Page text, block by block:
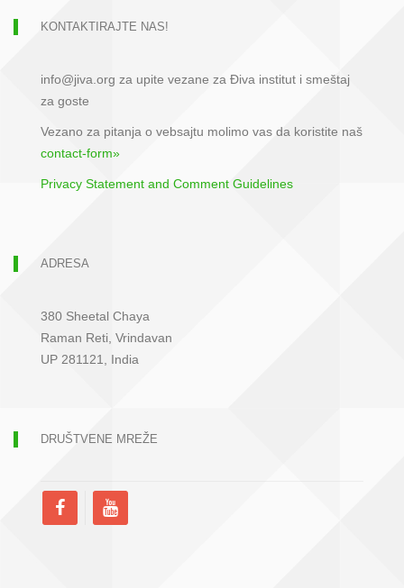
KONTAKTIRAJTE NAS!
info@jiva.org za upite vezane za Điva institut i smeštaj
za goste
Vezano za pitanja o vebsajtu molimo vas da koristite naš
contact-form»
Privacy Statement and Comment Guidelines
ADRESA
380 Sheetal Chaya
Raman Reti, Vrindavan
UP 281121, India
DRUŠTVENE MREŽE